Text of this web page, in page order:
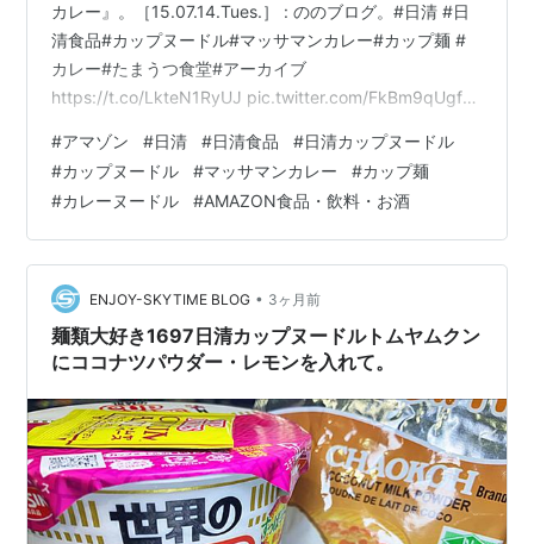
カレー』。［15.07.14.Tues.］ : ののブログ。#日清 #日
清食品#カップヌードル#マッサマンカレー#カップ麺 #
カレー#たまうつ食堂#アーカイブ
https://t.co/LkteN1RyUJ pic.twitter.com/FkBm9qUgfV
(@imotchimappu) June 18, 2026 @imotchimappu 日清
カップヌードル マッサマンカレー 80g×20個
@amazonhttps://t.co/ZO6jhVho80 pic…
#アマゾン #日清 #日清食品 #日清カップヌードル
#カップヌードル #マッサマンカレー #カップ麺
#カレーヌードル #AMAZON食品・飲料・お酒
ENJOY-SKYTIME BLOG • 3ヶ月前
麺類大好き1697日清カップヌードルトムヤムクン
にココナツパウダー・レモンを入れて。